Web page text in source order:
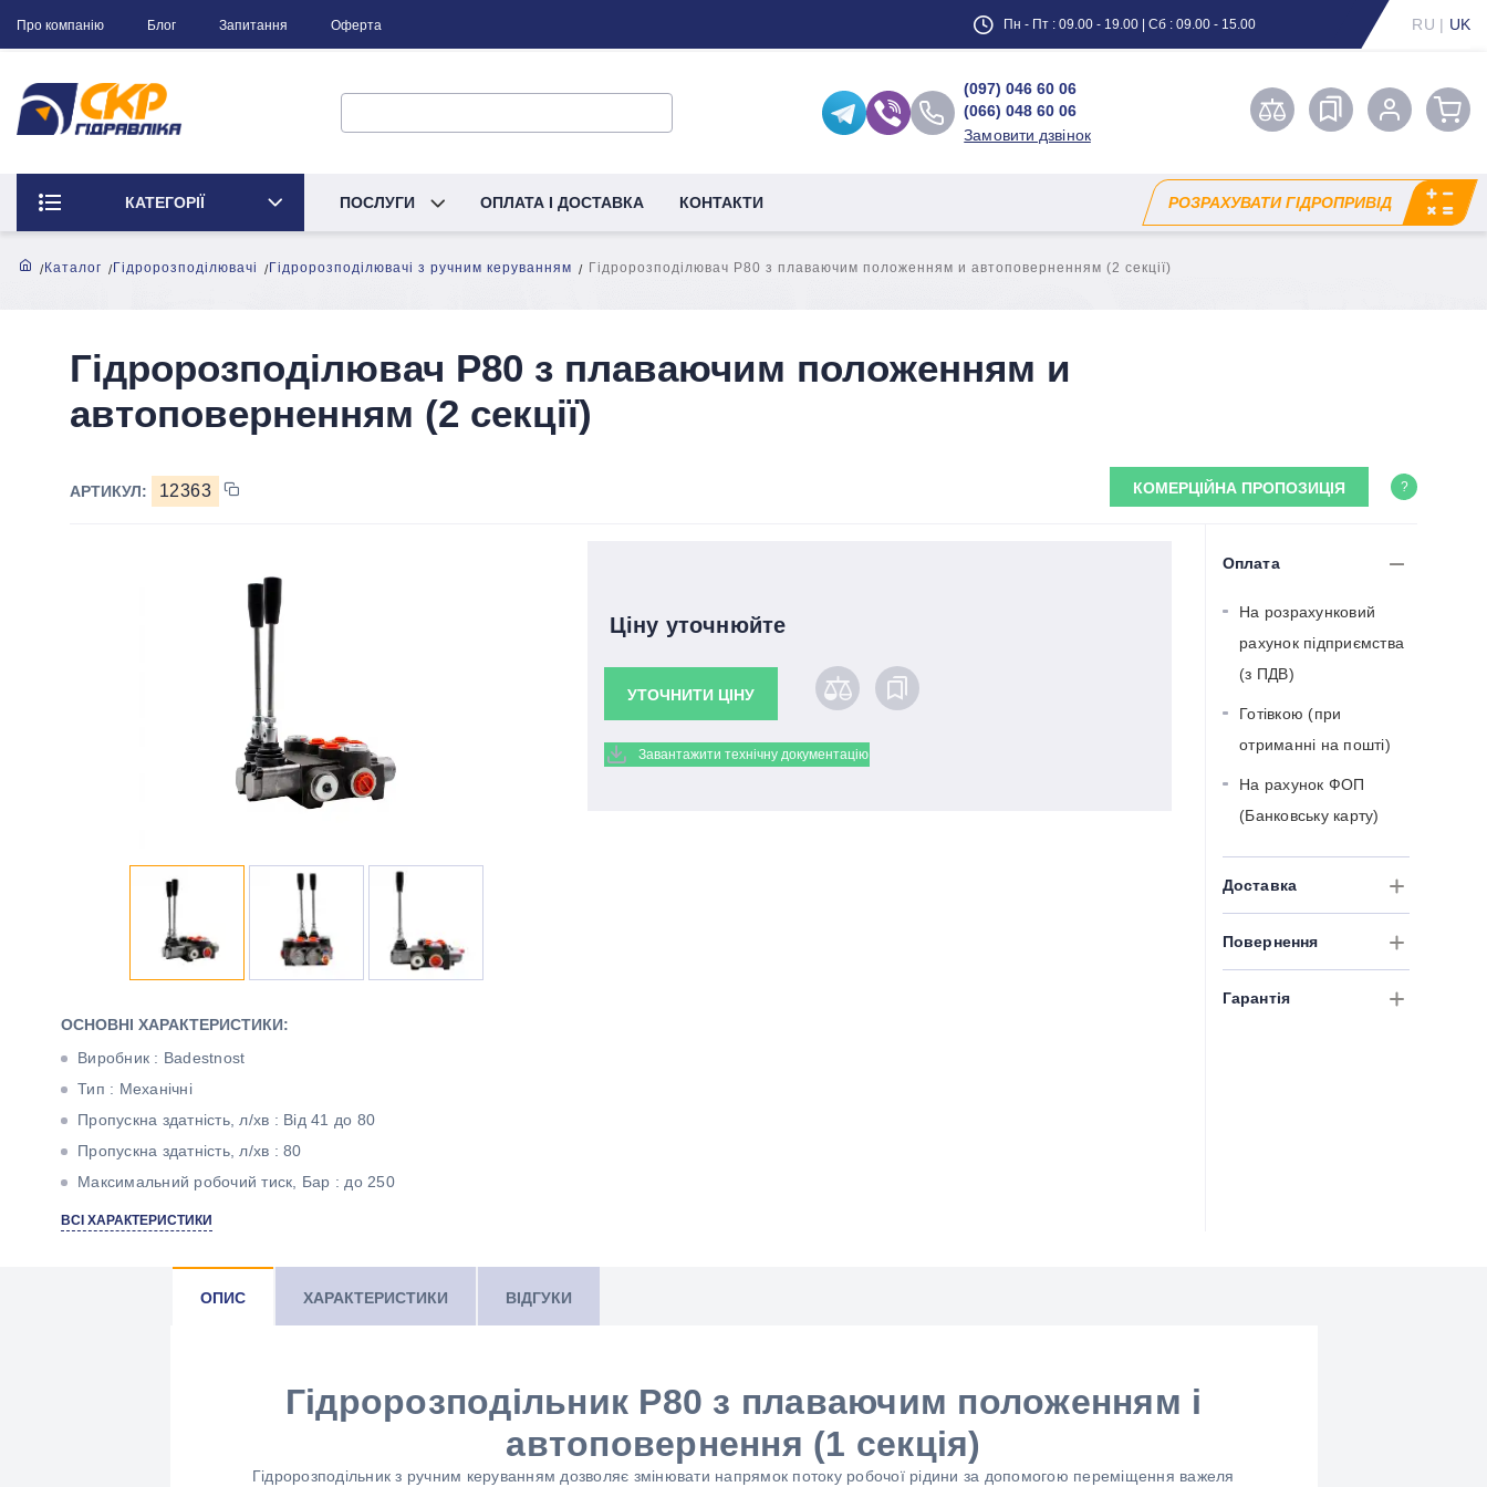
Про компанію Блог Запитання Оферта Пн - Пт : 09.00 - 19.00 | Сб : 09.00 - 15.00 RU | UK
(097) 046 60 06
(066) 048 60 06
Замовити дзвінок
КАТЕГОРІЇ ПОСЛУГИ ОПЛАТА І ДОСТАВКА КОНТАКТИ РОЗРАХУВАТИ ГІДРОПРИВІД
Каталог Гідророзподілювачі Гідророзподілювачі з ручним керуванням Гідророзподілювач P80 з плаваючим положенням и автоповерненням (2 секції)
Гідророзподілювач P80 з плаваючим положенням и
автоповерненням (2 секції)
АРТИКУЛ: 12363 КОМЕРЦІЙНА ПРОПОЗИЦІЯ ?
ОСНОВНІ ХАРАКТЕРИСТИКИ:
Виробник : Badestnost
Тип : Механічні
Пропускна здатність, л/хв : Від 41 до 80
Пропускна здатність, л/хв : 80
Максимальний робочий тиск, Бар : до 250
Тип корпуса : Моноблочний
ВСІ ХАРАКТЕРИСТИКИ
Ціну уточнюйте
УТОЧНИТИ ЦІНУ
Завантажити технічну документацію
Оплата
На розрахунковий
рахунок підприємства
(з ПДВ)
Готівкою (при
отриманні на пошті)
На рахунок ФОП
(Банковську карту)
Доставка
Повернення
Гарантія
ОПИС ХАРАКТЕРИСТИКИ ВІДГУКИ
Гідророзподільник P80 з плаваючим положенням і
автоповернення (1 секція)
Гідророзподільник з ручним керуванням дозволяє змінювати напрямок потоку робочої рідини за допомогою переміщення важеля